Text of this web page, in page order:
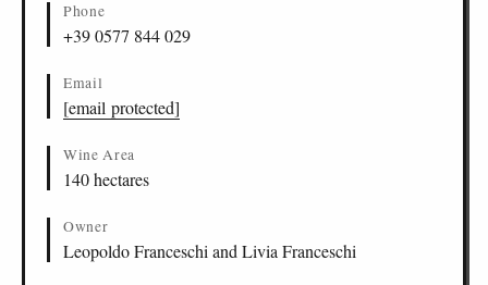
Phone
+39 0577 844 029
Email
[email protected]
Wine Area
140 hectares
Owner
Leopoldo Franceschi and Livia Franceschi